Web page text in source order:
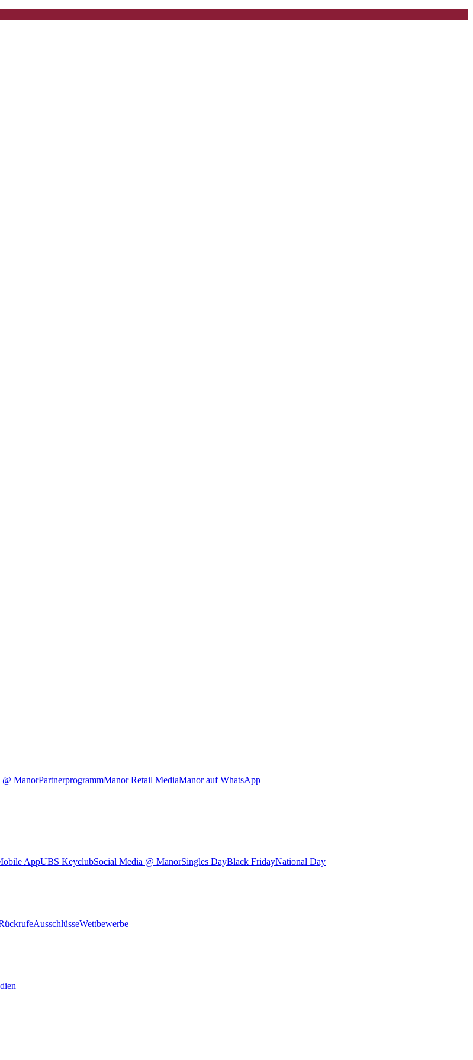
@ ManorPartnerprogrammManor Retail MediaManor auf WhatsApp
AppUBS KeyclubSocial Media @ ManorSingles DayBlack FridayNational Day
AusschlüsseWettbewerbe